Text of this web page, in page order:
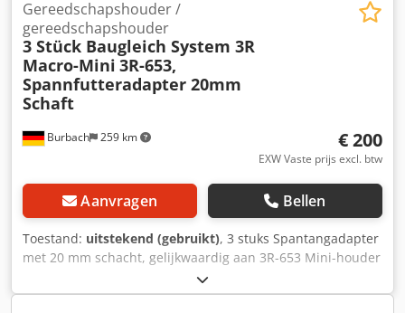
Burbach 259 km
Gereedschapshouder /
gereedschapshouder
3 Stück Baugleich System 3R
Macro-Mini 3R-653,
Spannfutteradapter 20mm
Schaft
€ 200
EXW Vaste prijs excl. btw
Aanvragen Bellen
Toestand: uitstekend (gebruikt), 3 stuks Spantangadapter
met 20 mm schacht, gelijkwaardig aan 3R-653 Mini-houder
spantangadapter 3R-653 voor 20 mm schachten Inclusief
trekstang Gelijkwaardig aan: Handmatige